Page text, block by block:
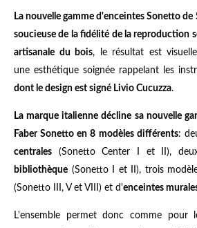
La nouvelle gamme d'enceintes Sonetto de
soucieuse de la fidélité de la reproduction
artisanale du bois, le résultat est
une esthétique soignée rappelant les
dont le design est signé Livio Cucuzza.
La marque italienne décline sa nouvelle
Faber Sonetto en 8 modèles différents:
centrales (Sonetto Center I et II),
bibliothèque (Sonetto I et II), trois
(Sonetto III, V et VIII) et d'enceintes
L'ensemble permet donc comme pour